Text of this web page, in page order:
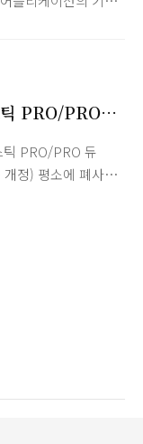
으로 경쾌한 조작
리 스틱」 「매직
케이션, 음악 데이
정표」나 「주소
수 있는 컴퓨터 소
PRO/PRO
틱 PRO/PRO 듀
정) 평소에 폐사